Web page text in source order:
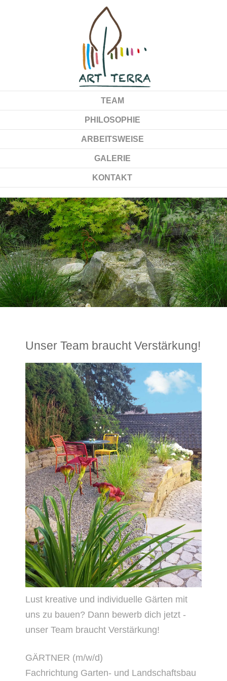
TEAM
PHILOSOPHIE
ARBEITSWEISE
GALERIE
KONTAKT
Unser Team braucht Verstärkung!
Lust kreative und individuelle Gärten mit
uns zu bauen? Dann bewerb dich jetzt -
unser Team braucht Verstärkung!
GÄRTNER (m/w/d)
Fachrichtung Garten- und Landschaftsbau